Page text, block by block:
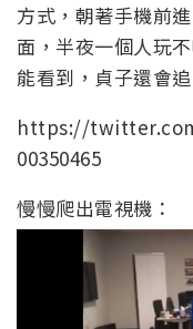
方式，朝著手機前
面，半夜一個人玩
能看到，貞子還會
https://
00350465
慢慢爬出電視機：